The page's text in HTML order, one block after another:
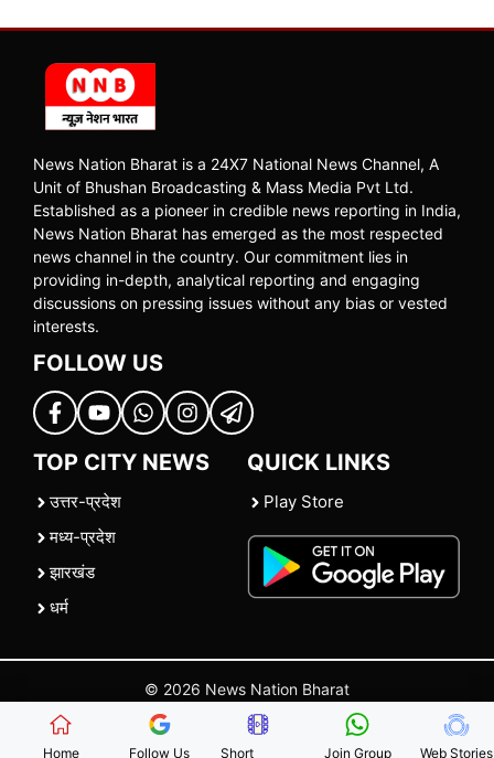
News Nation Bharat is a 24X7 National News Channel, A
Unit of Bhushan Broadcasting & Mass Media Pvt Ltd.
Established as a pioneer in credible news reporting in India,
News Nation Bharat has emerged as the most respected
news channel in the country. Our commitment lies in
providing in-depth, analytical reporting and engaging
discussions on pressing issues without any bias or vested
interests.
FOLLOW US
TOP CITY NEWS
उत्तर-प्रदेश
मध्य-प्रदेश
झारखंड
धर्म
QUICK LINKS
Play Store
© 2026 News Nation Bharat
| |Contact Us |Policies Terms and Conditions
Home Follow Us Short Join Group Web Stories